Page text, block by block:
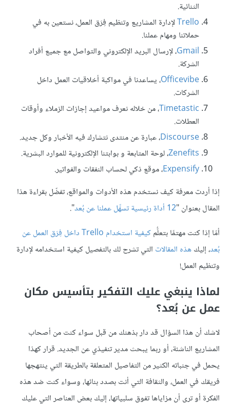
الثنائية.
Trelloلإدارة المشاريع وتنظيم فِرَق العمل، نستعين به في
حملاتنا ومهام عملنا.
Gmail، لإرسال البريد الإلكتروني والتواصل مع جميع أفراد
الشركة.
Officevibe، يساعدنا في مواكبة أخلاقيات العمل داخل
الشركات.
Timetastic، من خلاله نعرف مواعيد إجازات الزملاء وأوقات
العطلات.
Discourse، عبارة عن منتدى نتشارك فيه الأخبار وكل جديد.
Zenefits، لوحة المتابعة و بوابتنا الإلكترونية للموارد البشرية.
Expensify، موقع ذكي لحساب النفقات والفواتير.
إذا أردت معرفة كيف نستخدم هذه الأدوات والمواقع، تفضّل بقراءة هذا
المقال بعنوان "12 أداة رئيسية تسهِّل عملنا عن بُعد
".
أمّا إذا كنت مهتمًا بتعلُّم
كيفية استخدام Trello داخل فِرَق العمل عن
بُعد، إليكهذه المقالات التي تشرح لك بالتفصيل كيفية استخدامه لإدارة
وتنظيم العمل!
لماذا ينبغي عليك التفكير بتأسيس مكان
عمل عن بُعد؟
لاشك أن هذا السؤال قد دار بذهنك من قبل سواء كنت من أصحاب
المشاريع الناشئة، أو ربما يبحث مدير تنفيذي عن الجديد. قرار كهذا
يحمل في جنباته الكثير من التفاصيل المتعلقة بالطريقة التي ينتهجها
فريقك في العمل، والثقافة التي أنت بصدد بنائها، وسواء كنت ضد هذه
الفكرة أو ترى أن مزاياها تفوق سلبياتها، إليك بعض العناصر التي عليك